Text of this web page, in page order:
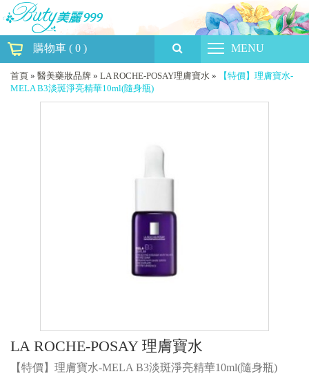
購物車 ( 0 ) MENU
首頁 » 醫美藥妝品牌 » LA ROCHE-POSAY理膚寶水 »
【特價】理膚寶水-
MELA B3淡斑淨亮精華10ml(隨身瓶)
LA ROCHE-POSAY 理膚寶水
【特價】理膚寶水-MELA B3淡斑淨亮精華10ml(隨身瓶)